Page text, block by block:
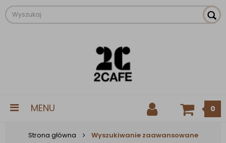
MENU 0
Strona główna Wyszukiwanie zaawansowane